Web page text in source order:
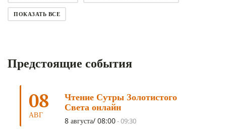
СОВЕТ(10)
АНАЛИТИЧЕСКАЯ МЕДИТАЦИЯ(7)
ТРИ ОСНОВЫ ПУТИ(5) ЛХАБАБ ДУЧЕН(5)
ОЧИСТИТЕЛЬНЫЕ ПРАКТИКИ(5)
УМ И ЕГО ПОТЕНЦИАЛ
ПОКАЗАТЬ ВСЕ
Предстоящие события
08
АВГ
Чтение Сутры Золотистого
Света онлайн
8 августа/ 08:00-09:30